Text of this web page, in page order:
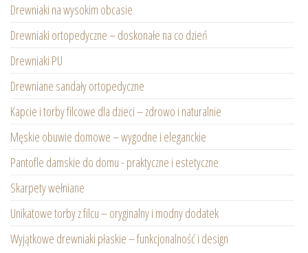
Drewniaki na wysokim obcasie
Drewniaki ortopedyczne – doskonałe na co dzień
Drewniaki PU
Drewniane sandały ortopedyczne
Kapcie i torby filcowe dla dzieci – zdrowo i naturalnie
Męskie obuwie domowe – wygodne i eleganckie
Pantofle damskie do domu - praktyczne i estetyczne
Skarpety wełniane
Unikatowe torby z filcu – oryginalny i modny dodatek
Wyjątkowe drewniaki płaskie – funkcjonalność i design